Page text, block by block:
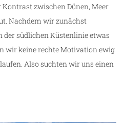
Kontrast zwischen Dünen, Meer
Nachdem wir zunächst
der südlichen Küstenlinie etwas
wir keine rechte Motivation ewig
Also suchten wir uns einen